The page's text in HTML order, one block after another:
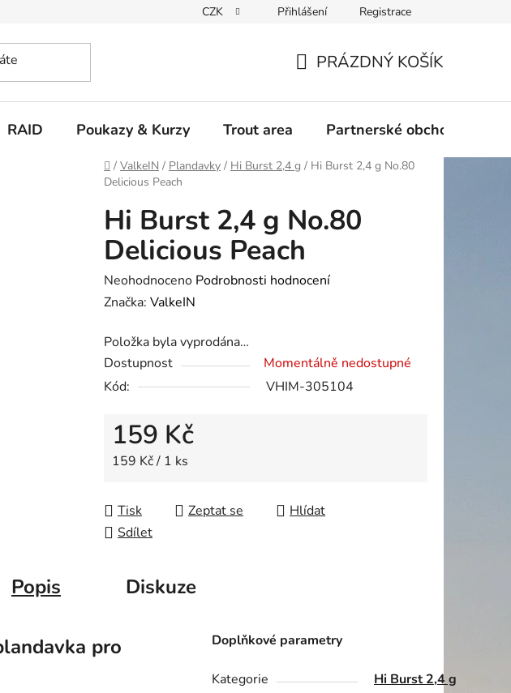
CZK Přihlášení Registrace
KOŠÍK
PRÁZDNÝ KOŠÍK
RAID Poukazy & Kurzy Trout area Partnerské obchody
Domů
/ ValkeIN / Plandavky / Hi Burst 2,4 g / Hi Burst 2,4 g No.80
Delicious Peach
Hi Burst 2,4 g No.80
Delicious Peach
Průměrné
hodnocení
je
0,0
z
hvězdiček.
Neohodnoceno Podrobnosti hodnocení
Značka: ValkeIN
Položka byla vyprodána…
Dostupnost
Momentálně nedostupné
Kód:
VHIM-305104
159 Kč
Měrná cena:
159 Kč / 1 ks
Tisk Zeptat se
Hlídat
Sdílet
Popis Diskuze
pro
Doplňkové parametry
Kategorie
Hi Burst 2,4 g